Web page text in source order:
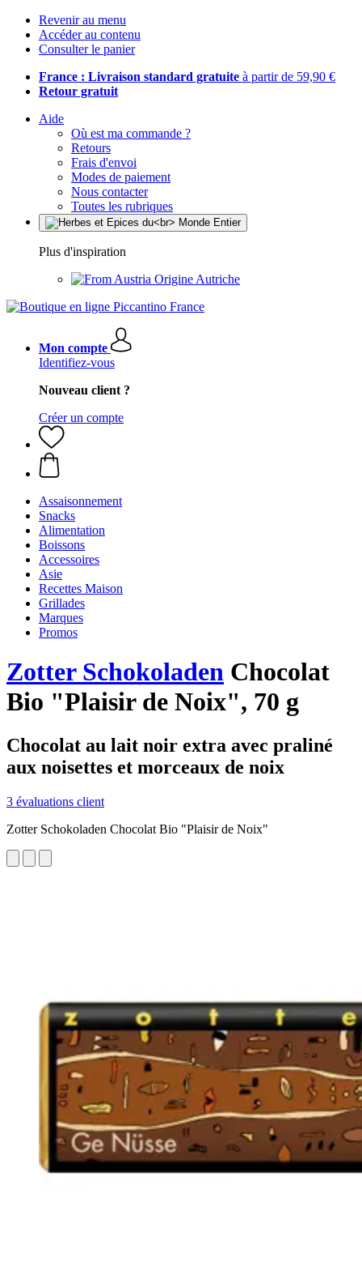
Revenir au menu
Accéder au contenu
Consulter le panier
France : Livraison standard gratuite à partir de 59,90 €
Retour gratuit
Aide
Où est ma commande ?
Retours
Frais d'envoi
Modes de paiement
Nous contacter
Toutes les rubriques
Plus d'inspiration
Origine Autriche
Mon compte
Identifiez-vous
Nouveau client ?
Créer un compte
Assaisonnement
Snacks
Alimentation
Boissons
Accessoires
Asie
Recettes Maison
Grillades
Marques
Promos
Zotter Schokoladen Chocolat
Bio "Plaisir de Noix", 70 g
Chocolat au lait noir extra avec praliné
aux noisettes et morceaux de noix
3 évaluations client
Zotter Schokoladen Chocolat Bio "Plaisir de Noix"